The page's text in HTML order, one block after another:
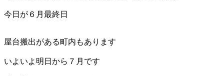
今日が６月最終日
屋台搬出がある町内もあります
いよいよ明日から７月です